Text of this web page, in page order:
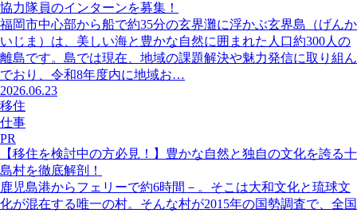
協力隊員のインターンを募集！
福岡市中心部から船で約35分の玄界灘に浮かぶ玄界島（げんか
いじま）は、美しい海と豊かな自然に囲まれた人口約300人の
離島です。島では現在、地域の課題解決や魅力発信に取り組ん
でおり、令和8年度内に地域お…
2026.06.23
移住
仕事
PR
【移住を検討中の方必見！】豊かな自然と独自の文化を誇る十
島村を徹底解剖！
鹿児島港からフェリーで約6時間－。そこは大和文化と琉球文
化が混在する唯一の村。そんな村が2015年の国勢調査で、全国